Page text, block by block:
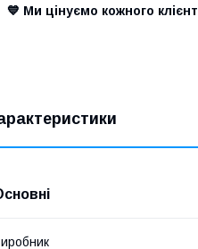
💙 Ми цінуємо кожного